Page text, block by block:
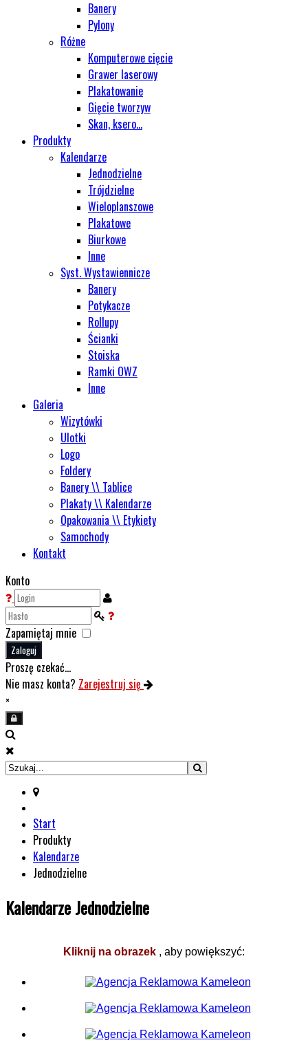
Banery
Pylony
Różne
Komputerowe cięcie
Grawer laserowy
Plakatowanie
Gięcie tworzyw
Skan, ksero...
Produkty
Kalendarze
Jednodzielne
Trójdzielne
Wieloplanszowe
Plakatowe
Biurkowe
Inne
Syst. Wystawiennicze
Banery
Potykacze
Rollupy
Ścianki
Stoiska
Ramki OWZ
Inne
Galeria
Wizytówki
Ulotki
Logo
Foldery
Banery \\ Tablice
Plakaty \\ Kalendarze
Opakowania \\ Etykiety
Samochody
Kontakt
Konto
Zapamiętaj mnie
Zaloguj
Proszę czekać...
Nie masz konta? Zarejestruj się
×
Start
Produkty
Kalendarze
Jednodzielne
Kalendarze Jednodzielne
Kliknij na obrazek , aby powiększyć: